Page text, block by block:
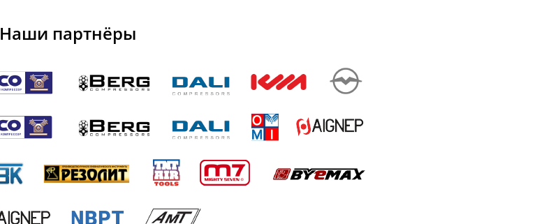
Наши партнёры